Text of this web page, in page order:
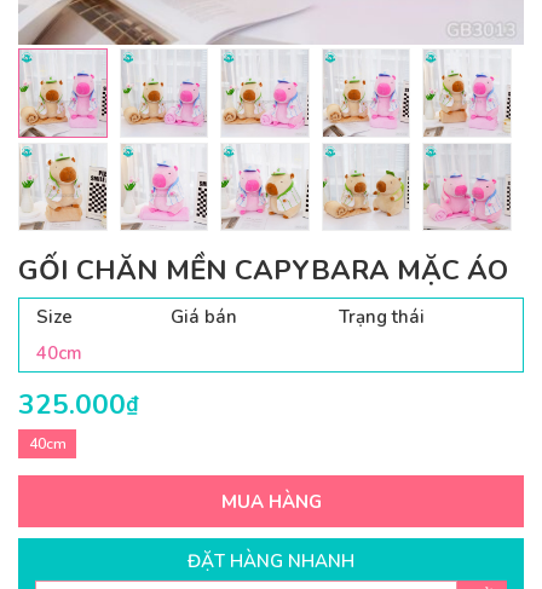
GỐI CHĂN MỀN CAPYBARA MẶC ÁO
Size Giá bán
Trạng thái
40cm
325.000₫
40cm
MUA HÀNG
ĐẶT HÀNG NHANH